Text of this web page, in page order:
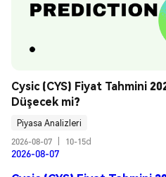
Cysic (CYS) Fiyat Tahmini
Düşecek mi?
Piyasa Analizleri
2026-08-07
10-15d
2026-08-07